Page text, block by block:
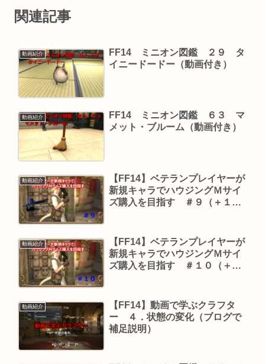
関連記事
動画紹介
FF14 ミニオン図鑑 ２９ タ
イニードードー（動画付き）
動画紹介
FF14 ミニオン図鑑 ６３ マ
メット・ブルーム（動画付き）
動画紹介
【FF14】ベテランプレイヤーが
新規キャラでハウジングＭサイ
ズ購入を目指す ＃９（＋１５
動画紹介
【FF14】ベテランプレイヤーが
新規キャラでハウジングＭサイ
ズ購入を目指す ＃１０（＋１
動画紹介
【FF14】動画で学ぶクラフタ
ー ４．状態の変化（ブログで
補足説明）